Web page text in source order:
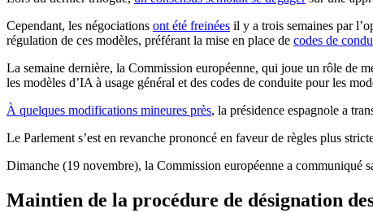
Cependant, les négociations ont été freinées il y a trois semaines par
régulation de ces modèles, préférant la mise en place de codes de
La semaine dernière, la Commission européenne, qui joue un rôle de
les modèles d’IA à usage général et des codes de conduite pour les
À quelques modifications mineures près, la présidence espagnole a
Le Parlement s’est en revanche prononcé en faveur de règles plus
Dimanche (19 novembre), la Commission européenne a communiqué
Maintien de la procédure de désignation